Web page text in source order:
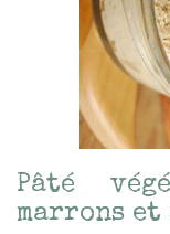
Pâté
marrons